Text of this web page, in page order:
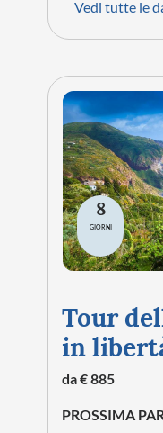
Vedi tutte le
8
GIORNI
Tour
in
da € 885
PROSSIMA